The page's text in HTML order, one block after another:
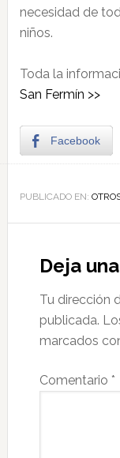
necesidad de
niños.
Toda la
San Fermín >>
Facebook
PUBLICADO EN:
Deja
Tu dirección
publicada.
marcados
Comentario *